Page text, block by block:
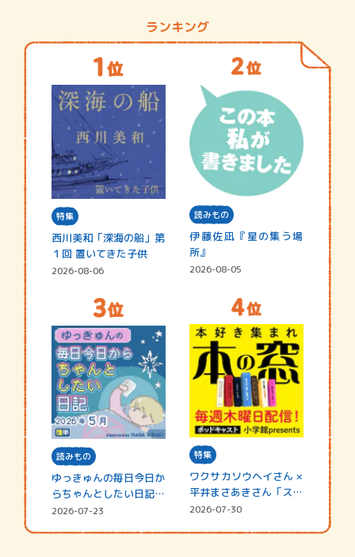
ランキング
特集
西川美和「深海の船」第
１回 置いてきた子供
2026-08-06
読みもの
伊藤佐凪『星の集う場
所』
2026-08-05
読みもの
ゆっきゅんの毎日今日か
らちゃんとしたい日記
☆202…
2026-07-23
特集
ワクサカソウヘイさん ×
平井まさあきさん「スペ
シャ…
2026-07-30